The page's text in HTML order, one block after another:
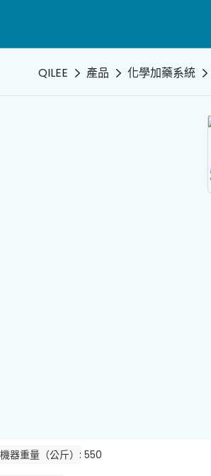
QILEE 產品 化學加藥系統
機器重量（公斤） 550